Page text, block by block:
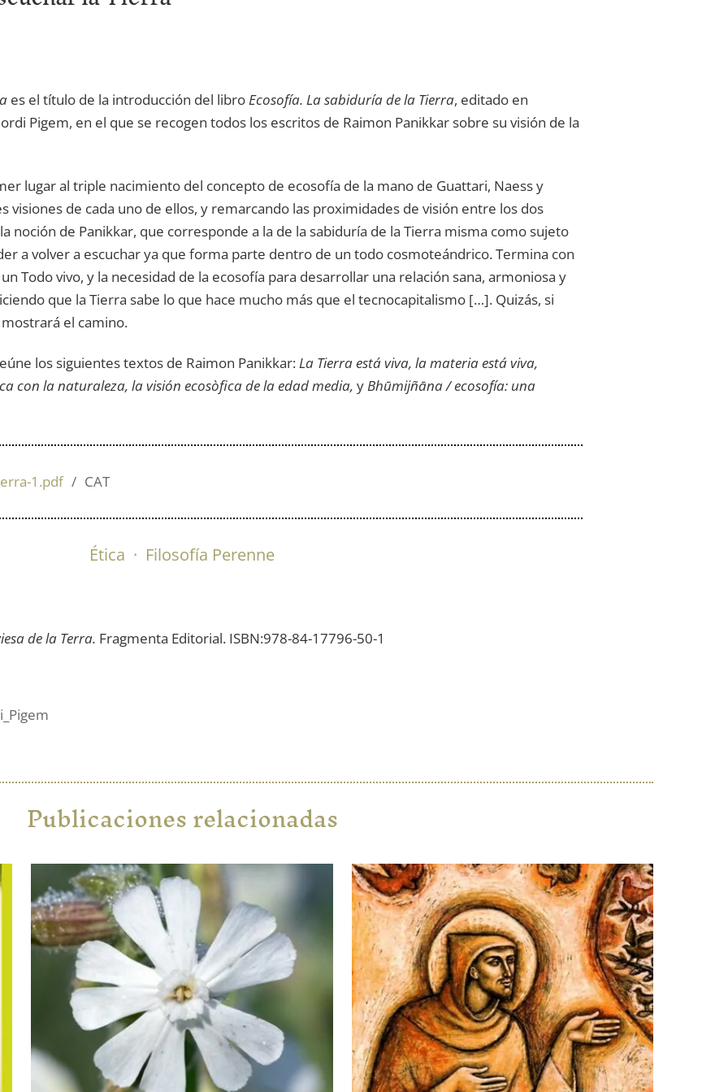
es el título de la introducción del libroEcosofía. La sabiduría de la Tierra, editado en
Pigem, en el que se recogen todos los escritos de Raimon Panikkar sobre su visión de la
lugar al triple nacimiento del concepto de ecosofía de la mano de Guattari, Naess y
visiones de cada uno de ellos, y remarcando las proximidades de visión entre los dos
noción de Panikkar, que corresponde a la de la sabiduría de la Tierra misma como sujeto
a volver a escuchar ya que forma parte dentro de un todo cosmoteándrico. Termina con
Todo vivo, y la necesidad de la ecosofía para desarrollar una relación sana, armoniosa y
que la Tierra sabe lo que hace mucho más que el tecnocapitalismo […]. Quizás, si
el camino.
los siguientes textos de Raimon Panikkar:La Tierra está viva, la materia está viva,
con la naturaleza, la visión ecosòfica de la edad media, yBhūmijñāna / ecosofía: una
1.pdf CAT
Ética · Filosofía Perenne
de la Terra. Fragmenta Editorial. ISBN:978-84-17796-50-1
Publicaciones relacionadas